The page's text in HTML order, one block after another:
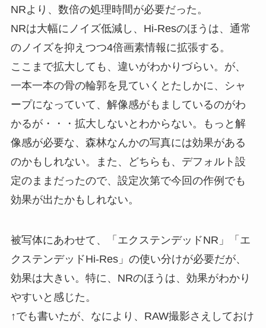
NRより、数倍の処理時間が必要だった。
NRは大幅にノイズ低減し、Hi-Resのほうは、通常
のノイズを抑えつつ4倍画素情報に拡張する。
ここまで拡大しても、違いがわかりづらい。が、
一本一本の骨の輪郭を見ていくとたしかに、シャ
ープになっていて、解像感がもましているのがわ
かるが・・・拡大しないとわからない。もっと解
像感が必要な、森林なんかの写真には効果がある
のかもしれない。また、どちらも、デフォルト設
定のままだったので、設定次第で今回の作例でも
効果が出たかもしれない。
被写体にあわせて、「エクステンデッドNR」「エ
クステンデッドHi-Res」の使い分けが必要だが、
効果は大きい。特に、NRのほうは、効果がわかり
やすいと感じた。
↑でも書いたが、なにより、RAW撮影さえしておけ